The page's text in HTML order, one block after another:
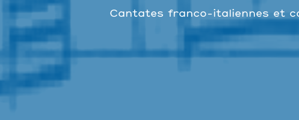
Cantates franco-italiennes et